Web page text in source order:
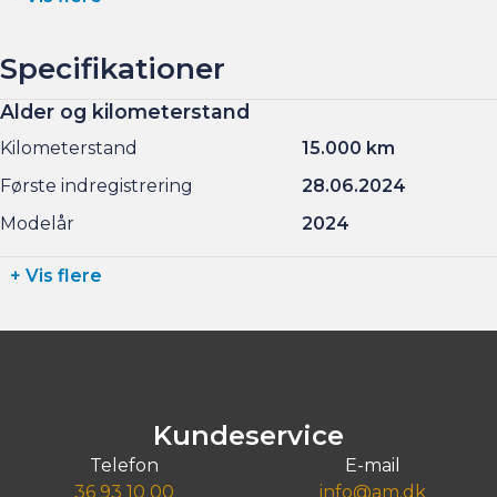
Specifikationer
Alder og kilometerstand
Kilometerstand
15.000 km
Første indregistrering
28.06.2024
Modelår
2024
+ Vis flere
Kundeservice
Telefon
36 93 10 00
E-mail
info@am.dk